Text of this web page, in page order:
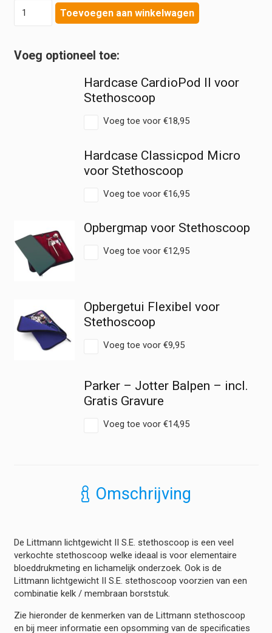
II
Toevoegen aan winkelwagen
Hardcase CardioPod II voor
Stethoscoop
Voeg toe voor €18,95
Hardcase Classicpod Micro
voor Stethoscoop
Voeg toe voor €16,95
Opbergmap voor Stethoscoop
Voeg toe voor €12,95
Opbergetui Flexibel voor
Stethoscoop
Voeg toe voor €9,95
Parker – Jotter Balpen – incl.
Gratis Gravure
Voeg toe voor €14,95
Omschrijving
De Littmann lichtgewicht II S.E. stethoscoop is een veel
verkochte stethoscoop welke ideaal is voor elementaire
bloeddrukmeting en lichamelijk onderzoek. Ook is de
Littmann lichtgewicht II S.E. stethoscoop voorzien van een
combinatie kelk / membraan borststuk.
Zie hieronder de kenmerken van de Littmann stethoscoop
en bij meer informatie een opsomming van de specificaties